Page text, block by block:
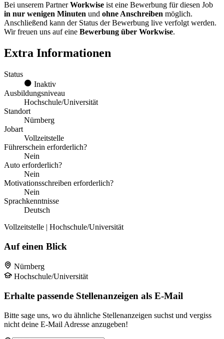
Bei unserem PartnerWorkwise ist eine Bewerbung für diesen Job
in nur wenigen Minuten und ohne Anschreiben möglich.
Anschließend kann der Status der Bewerbung live verfolgt werden.
Wir freuen uns auf eine Bewerbung über Workwise.
Extra Informationen
Status
Inaktiv
Ausbildungsniveau
Hochschule/Universität
Standort
Nürnberg
Jobart
Vollzeitstelle
Führerschein erforderlich?
Nein
Auto erforderlich?
Nein
Motivationsschreiben erforderlich?
Nein
Sprachkenntnisse
Deutsch
Vollzeitstelle | Hochschule/Universität
Auf einen Blick
Nürnberg
Hochschule/Universität
Erhalte passende Stellenanzeigen als E-Mail
Bitte sage uns, wo du ähnliche Stellenanzeigen suchst und vergiss
nicht deine E-Mail Adresse anzugeben!